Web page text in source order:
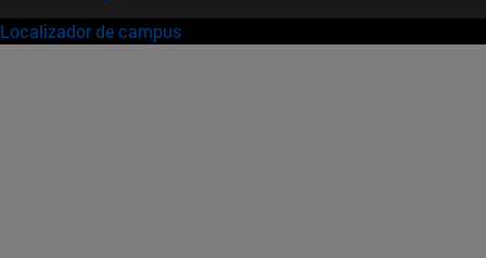
Localizador de campus